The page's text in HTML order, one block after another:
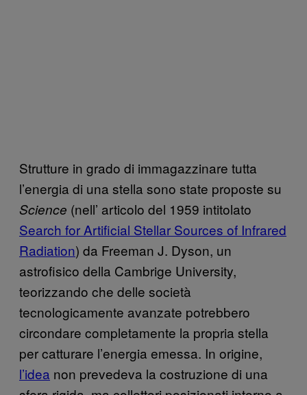
Strutture in grado di immagazzinare tutta
l’energia di una stella sono state proposte su
Science (nell’ articolo del 1959 intitolato
Search for Artificial Stellar Sources of Infrared
Radiation) da Freeman J. Dyson, un
astrofisico della Cambrige University,
teorizzando che delle società
tecnologicamente avanzate potrebbero
circondare completamente la propria stella
per catturare l’energia emessa. In origine,
l’idea non prevedeva la costruzione di una